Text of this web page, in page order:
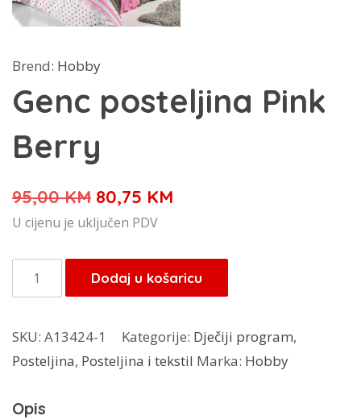
Brend: Hobby
Genc posteljina Pink
Berry
95,00KM Izvorna
cijena
je:
95,00 KM.
80,75 KM
80,75 KM.
U cijenu je uključen PDV
Genc
posteljina
Berry
količina
Dodaj u košaricu
SKU: A13424-1 Kategorije: Dječiji program,
Posteljina, Posteljina i tekstil Marka: Hobby
Opis